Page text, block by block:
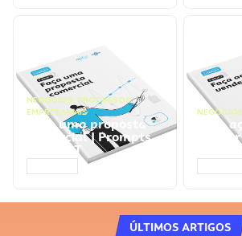
NEGÓCIOS, PROCESSOS
EMPRESARIAIS
Faça uma proposta
comercial | Prompts
ChatGPT
NEGÓCIOS
Faça
ÚLTIMOS ARTIGOS